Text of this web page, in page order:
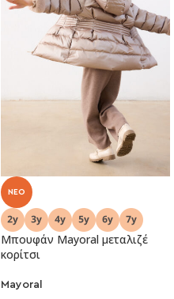
NEO
Μπουφάν Mayoral μεταλιζέ
κορίτσι
Mayoral